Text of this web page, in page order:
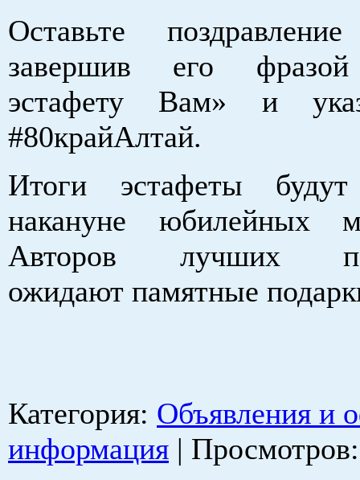
Оставьте
завершив его
эстафету Вам» и
#80крайАлтай.
Итоги эстафеты
накануне юбилейных
Авторов лучших
ожидают памятные
Категория: Объявления и
информация | Просмотров